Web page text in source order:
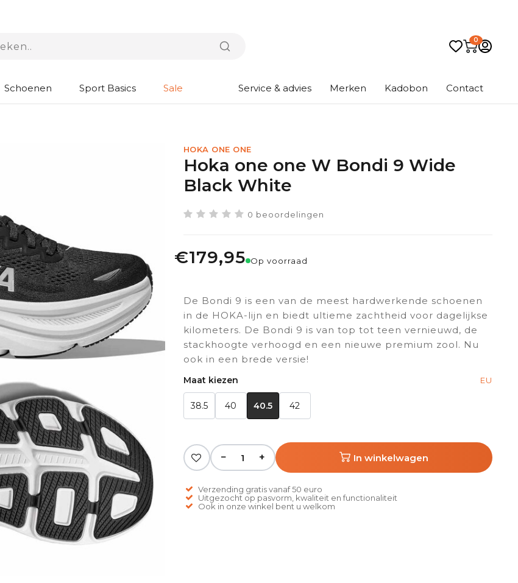
0
Schoenen Sport Basics Sale Service & advies Merken Kadobon Contact
HOKA ONE ONE
Hoka one one W Bondi 9 Wide
Black White
0 beoordelingen
€179,95 Op voorraad
De Bondi 9 is een van de meest hardwerkende schoenen
in de HOKA-lijn en biedt ultieme zachtheid voor dagelijkse
kilometers. De Bondi 9 is van top tot teen vernieuwd, de
stackhoogte verhoogd en een nieuwe premium zool. Nu
ook in een brede versie!
Maat kiezen EU
38.5 40 40.5 42
− + In winkelwagen
Verzending gratis vanaf 50 euro
Uitgezocht op pasvorm, kwaliteit en functionaliteit
Ook in onze winkel bent u welkom